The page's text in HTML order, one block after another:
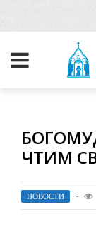
ЧТИМ
НОВОСТИ